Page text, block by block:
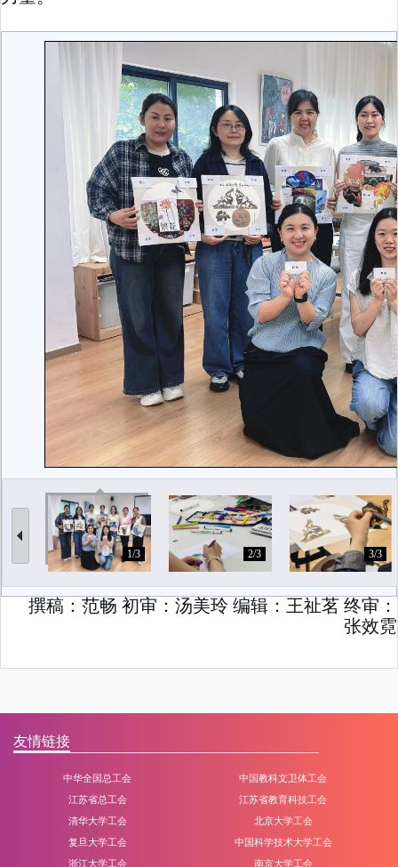
1/3 2/3 3/3
撰稿：范畅 初审 ：汤美玲 编辑：王祉茗 终审：
张效霓
友情链接
中华全国总工会
中国教科文卫体工会
江苏省总工会
江苏省教育科技工会
清华大学工会
北京大学工会
复旦大学工会
中国科学技术大学工会
浙江大学工会
南京大学工会